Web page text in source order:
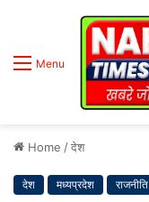
Menu
Home /देश
देश मध्यप्रदेश राजनीति